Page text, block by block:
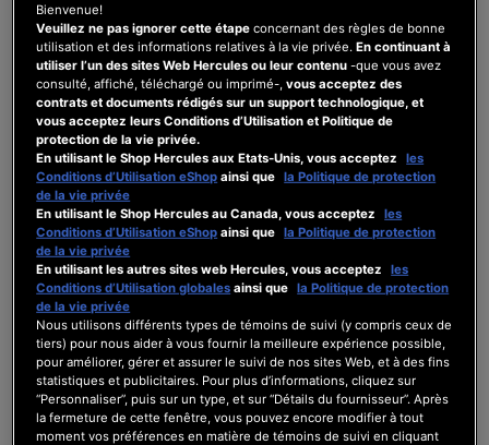
Bonjour Dreb,
Bienvenue sur le forum.
Pour décrire la configuration technique, c'est +
rapide de compléter votre profil surMon
Espace > Mon Profil que de repréciser votre
configurationà chaque message.
- Matériel Hercules Utilisé: cochez le(s)
contrôleur(s), DJControl Inpulse T7
- Logiciel Utilisé: cochez le(s) logiciel(s) DJ,
Djuced et Serato DJ
- Décrivez votre matériel:
marque et modèle d'ordinateur,
CPU, RAM, comme Microsoft
Surface Pro 7+ Core i7-
13800HRE 5 GHz, 32 GB RAM
é
r
i
e
l
H
e
r
c
u
l
e
s
U
t
i
i
c
i
e
l
U
t
i
l
i
s
é
:
c
o
c
r
i
v
e
z
v
o
t
r
e
m
a
t
é
r
i
u
e
e
t
m
o
d
è
l
e
d
'
o
r
d
i
i
o
n
d
e
W
i
n
d
o
w
s
o
u
d
e
i
o
n
d
e
d
r
i
v
e
r
s
H
e
r
c
c
o
m
m
e
U
S
B
t
y
p
e
A
,
o
u
i
o
n
d
u
l
o
g
i
c
i
e
l
c
o
m
Bienvenue!
Veuillez ne pas ignorer cette étape concernant des règles de bonne
utilisation et des informations relatives à la vie privée.En continuant à
utiliser l’un des sites Web Hercules ou leur contenu-que vous avez
consulté, affiché, téléchargé ou imprimé-,vous acceptez des
contrats et documents rédigés sur un support technologique, et
vous acceptez leurs Conditions d’Utilisation et Politique de
protection de la vie privée.
En utilisant le Shop Hercules aux Etats-Unis, vous acceptez
les
Conditions d’Utilisation eShop ainsi que la Politique de protection
de la vie privée
En utilisant le Shop Hercules au Canada, vous acceptez
les
Conditions d’Utilisation eShop ainsi que la Politique de protection
de la vie privée
En utilisant les autres sites web Hercules, vous acceptez
les
Conditions d’Utilisation globales ainsi que la Politique de protection
de la vie privée
Nous utilisons différents types de témoins de suivi (y compris ceux de
tiers) pour nous aider à vous fournir la meilleure expérience possible,
pour améliorer, gérer et assurer le suivi de nos sites Web, et à des fins
statistiques et publicitaires. Pour plus d’informations, cliquez sur
“Personnaliser”, puis sur un type, et sur “Détails du fournisseur”. Après
la fermeture de cette fenêtre, vous pouvez encore modifier à tout
moment vos préférences en matière de témoins de suivi en cliquant